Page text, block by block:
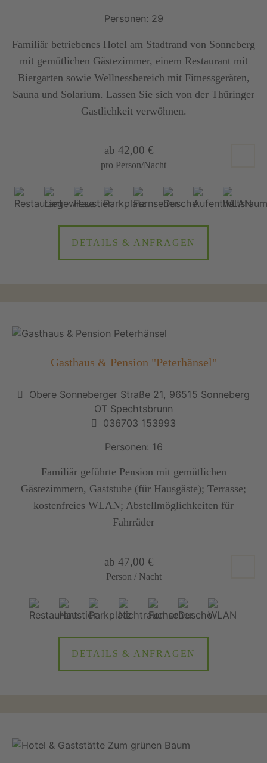
Personen: 29
Familiär betriebenes Hotel am Stadtrand von Sonneberg
mit gemütlichen Gästezimmer, einem Restaurant mit
Biergarten sowie Wellnessbereich mit Fitnessgeräten,
Sauna und Solarium. Lassen Sie sich von der Thüringer
Gastlichkeit verwöhnen.
ab 42,00 €
pro Person/Nacht
DETAILS & ANFRAGEN
Gasthaus & Pension "Peterhänsel"
Obere Sonneberger Straße 21, 96515 Sonneberg
OT Spechtsbrunn
036703 153993
Personen: 16
Familiär geführte Pension mit gemütlichen
Gästezimmern, Gaststube (für Hausgäste); Terrasse;
kostenfreies WLAN; Abstellmöglichkeiten für
Fahrräder
ab 47,00 €
Person / Nacht
DETAILS & ANFRAGEN